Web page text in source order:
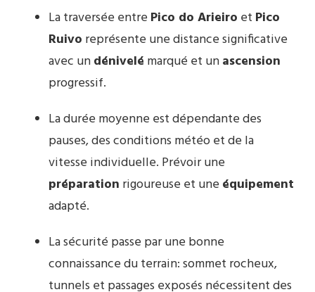
La traversée entre Pico do Arieiro et Pico
Ruivo représente une distance significative
avec undénivelé marqué et unascension
progressif.
La durée moyenne est dépendante des
pauses, des conditions météo et de la
vitesse individuelle. Prévoir une
préparation rigoureuse et une équipement
adapté.
La sécurité passe par une bonne
connaissance du terrain: sommet rocheux,
tunnels et passages exposés nécessitent des